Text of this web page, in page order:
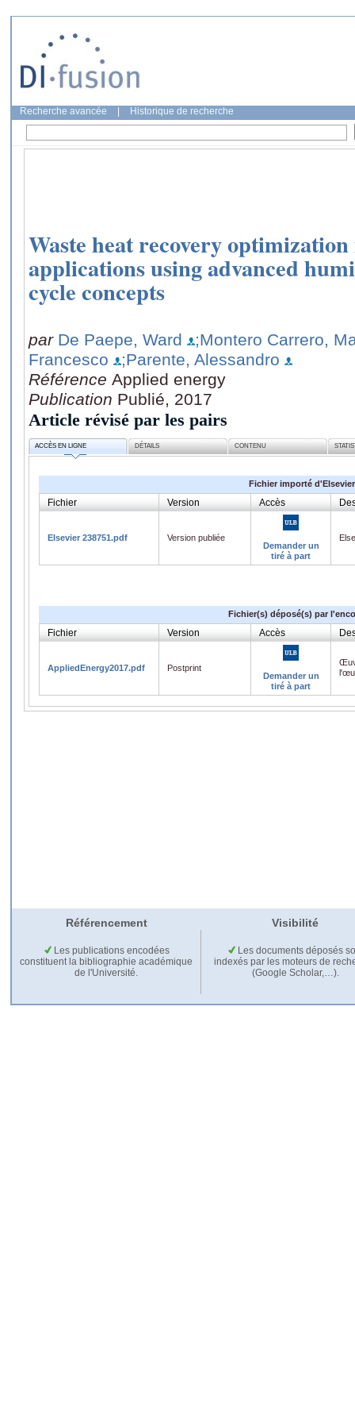
Recherche avancée Historique de recherche
Waste heat recovery
applications using advanced
cycle concepts
par De Paepe, Ward
;Montero Carrero,
Francesco
;Parente, Alessandro
Référence Applied energy
Publication Publié, 2017
Article révisé par les pairs
ACCÈS EN LIGNE DÉTAILS CONTENU
Fichier importé d'Elsevier
Fichier Version Accès
Elsevier 238751.pdf
Version publiée
Demander un
tiré à part
Fichier(s) déposé(s) par
Fichier Version Accès
AppliedEnergy2017.pdf
Postprint
Demander un
tiré à part
Référencement Visibilité
Les publications encodées
constituent la bibliographie académique
de l'Université.
Les documents déposés
indexés par les moteurs de
(Google Scholar,…).